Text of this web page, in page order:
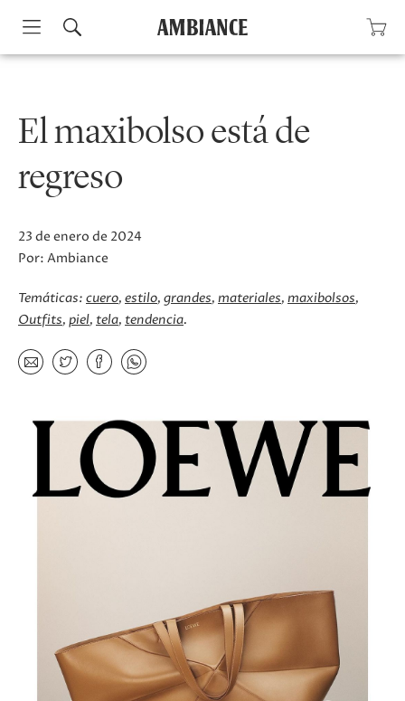
Skip
El maxibolso está de
regreso
23 de enero de 2024
Por: Ambiance
Temáticas: cuero estilo grandes materiales maxibolsos
Outfits piel tela tendencia